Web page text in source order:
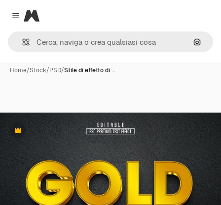
Close menu
Magnific
Cerca
Home/Stock/PSD/Stile di effetto di …
Premium